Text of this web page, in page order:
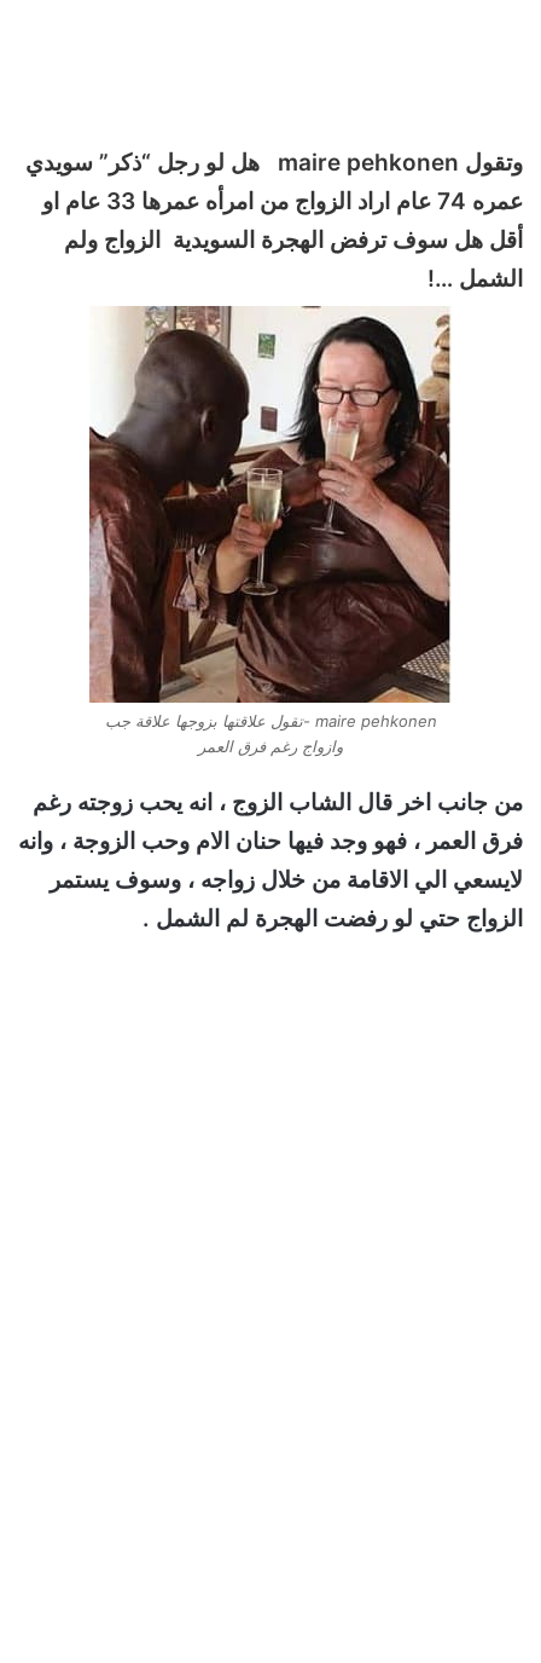
وتقول maire pehkonen هل لو رجل “ذكر” سويدي
عمره 74 عام اراد الزواج من امرأه عمرها 33 عام او
أقل هل سوف ترفض الهجرة السويدية الزواج ولم
الشمل …!
maire pehkonen -تقول علاقتها بزوجها علاقة جب
وازواج رغم فرق العمر
من جانب اخر قال الشاب الزوج ، انه يحب زوجته رغم
فرق العمر ، فهو وجد فيها حنان الام وحب الزوجة ، وانه
لايسعي الي الاقامة من خلال زواجه ، وسوف يستمر
الزواج حتي لو رفضت الهجرة لم الشمل .